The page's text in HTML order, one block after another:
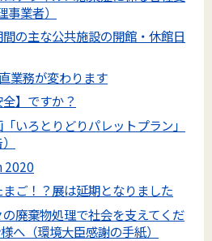
業者）
の主な公共施設の開館・休館日
業務が変わります
】ですか？
いろとりどりパレットプラン」
2020
まご！？展は延期となりました
の廃棄物処理で社会を支えてくだ
へ（環境大臣感謝の手紙）